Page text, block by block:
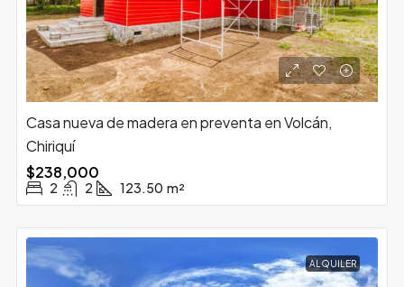
Casa nueva de madera en preventa en Volcán,
Chiriquí
$238,000
2 2 123.50 m²
ALQUILER